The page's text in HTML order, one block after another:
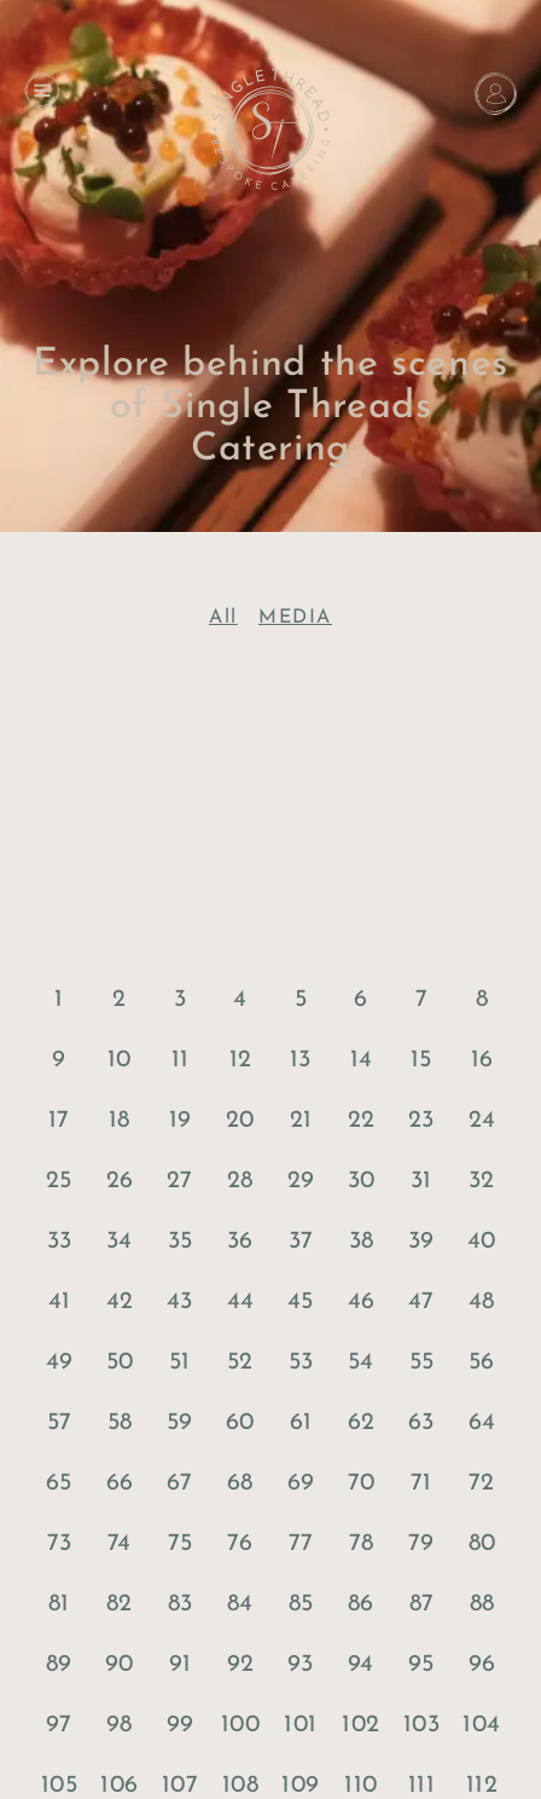
Explore behind the scenes
of Single Threads
Catering
All MEDIA
1 2 3 4 5 6 7 8
9 10 11 12 13 14 15 16
17 18 19 20 21 22 23 24
25 26 27 28 29 30 31 32
33 34 35 36 37 38 39 40
41 42 43 44 45 46 47 48
49 50 51 52 53 54 55 56
57 58 59 60 61 62 63 64
65 66 67 68 69 70 71 72
73 74 75 76 77 78 79 80
81 82 83 84 85 86 87 88
89 90 91 92 93 94 95 96
97 98 99 100 101 102 103 104
105 106 107 108 109 110 111 112